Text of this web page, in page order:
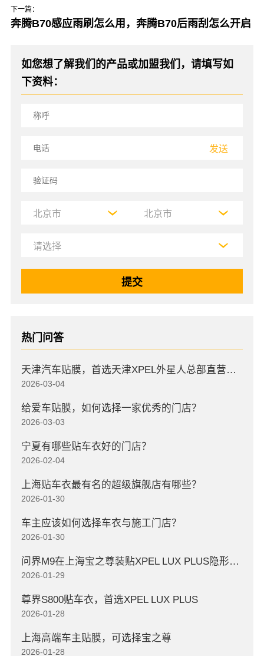
下一篇：
奔腾B70感应雨刷怎么用，奔腾B70后雨刮怎么开启
如您想了解我们的产品或加盟我们，请填写如
下资料：
发送
热门问答
天津汽车贴膜，首选天津XPEL外星人总部直营店，高口碑店
2026-03-04
给爱车贴膜，如何选择一家优秀的门店？
2026-03-03
宁夏有哪些贴车衣好的门店？
2026-02-04
上海贴车衣最有名的超级旗舰店有哪些？
2026-01-30
车主应该如何选择车衣与施工门店？
2026-01-30
问界M9在上海宝之尊装贴XPEL LUX PLUS隐形车衣
2026-01-29
尊界S800贴车衣，首选XPEL LUX PLUS
2026-01-28
上海高端车主贴膜，可选择宝之尊
2026-01-28